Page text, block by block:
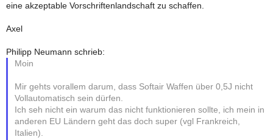
eine akzeptable Vorschriftenlandschaft zu schaffen.
Axel
Philipp Neumann schrieb:
Moin
Mir gehts vorallem darum, dass Softair Waffen über 0,5J nicht
Vollautomatisch sein dürfen.
Ich seh nicht ein warum das nicht funktionieren sollte, ich mein in
anderen EU Ländern geht das doch super (vgl Frankreich,
Italien).